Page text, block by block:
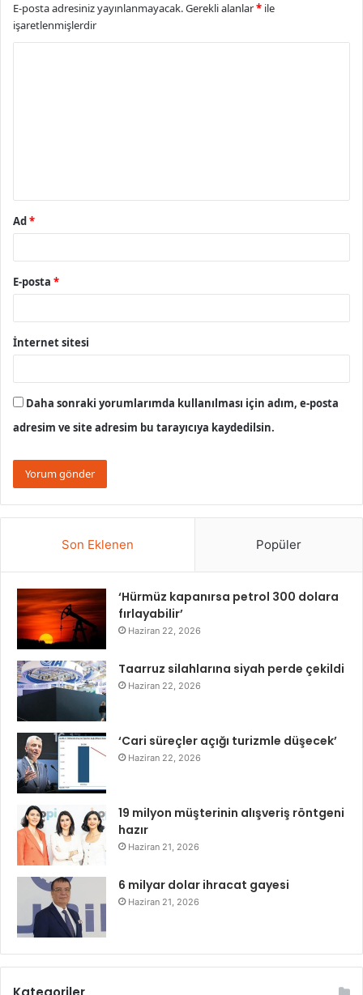
E-posta adresiniz yayınlanmayacak.Gerekli alanlar* ile
işaretlenmişlerdir
Ad*
E-posta *
İnternet sitesi
Daha sonraki yorumlarımda kullanılması için adım, e-posta
adresim ve site adresim bu tarayıcıya kaydedilsin.
Son Eklenen Popüler
‘Hürmüz kapanırsa petrol 300 dolara
fırlayabilir’
Haziran 22, 2026
Taarruz silahlarına siyah perde çekildi
Haziran 22, 2026
‘Cari süreçler açığı turizmle düşecek’
Haziran 22, 2026
19 milyon müşterinin alışveriş röntgeni
hazır
Haziran 21, 2026
6 milyar dolar ihracat gayesi
Haziran 21, 2026